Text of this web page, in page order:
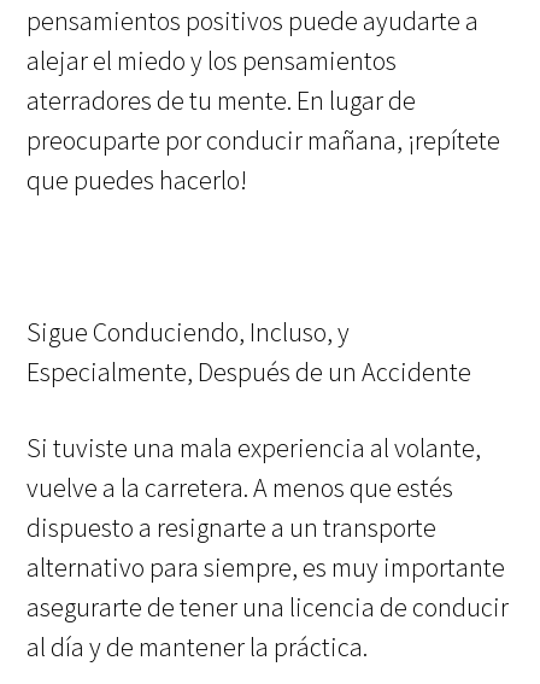
pensamientos positivos puede ayudarte a
alejar el miedo y los pensamientos
aterradores de tu mente. En lugar de
preocuparte por conducir mañana, ¡repítete
que puedes hacerlo!
Sigue Conduciendo, Incluso, y
Especialmente, Después de un Accidente
Si tuviste una mala experiencia al volante,
vuelve a la carretera. A menos que estés
dispuesto a resignarte a un transporte
alternativo para siempre, es muy importante
asegurarte de tener una licencia de conducir
al día y de mantener la práctica.